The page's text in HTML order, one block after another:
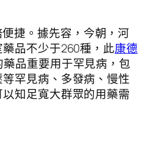
捷。據先容，今朝，河
品不少于260種，此康德
品重要用于罕見病，包
罕見病、多發病、慢性
知足寬大群眾的用藥需